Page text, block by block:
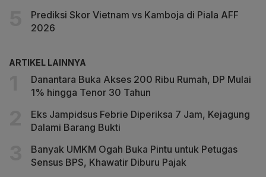
Prediksi Skor Vietnam vs Kamboja di Piala AFF
2026
ARTIKEL LAINNYA
Danantara Buka Akses 200 Ribu Rumah, DP Mulai
1% hingga Tenor 30 Tahun
Eks Jampidsus Febrie Diperiksa 7 Jam, Kejagung
Dalami Barang Bukti
Banyak UMKM Ogah Buka Pintu untuk Petugas
Sensus BPS, Khawatir Diburu Pajak